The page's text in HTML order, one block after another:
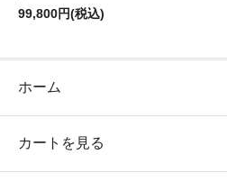
99,800円(税込)
ホーム
カートを見る